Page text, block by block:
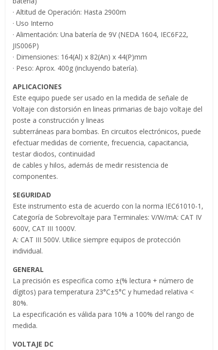
· Altitud de Operación: Hasta 2900m
· Uso Interno
· Alimentación: Una batería de 9V (NEDA 1604, IEC6F22,
JIS006P)
· Dimensiones: 164(Al) x 82(An) x 44(P)mm
· Peso: Aprox. 400g (incluyendo batería).
APLICACIONES
Este equipo puede ser usado en la medida de señale de
Voltaje con distorsión en lineas primarias de bajo voltaje del
poste a construcción y lineas
subterráneas para bombas. En circuitos electrónicos, puede
efectuar medidas de corriente, frecuencia, capacitancia,
testar diodos, continuidad
de cables y hilos, además de medir resistencia de
componentes.
SEGURIDAD
Este instrumento esta de acuerdo con la norma IEC61010-1,
Categoría de Sobrevoltaje para Terminales: V/W/mA: CAT IV
600V, CAT III 1000V.
A: CAT III 500V. Utilice siempre equipos de protección
individual.
GENERAL
La precisión es especifica como ±(% lectura + número de
dígitos) para temperatura 23°C±5°C y humedad relativa <
80%.
La especificación es válida para 10% a 100% del rango de
medida.
VOLTAJE DC